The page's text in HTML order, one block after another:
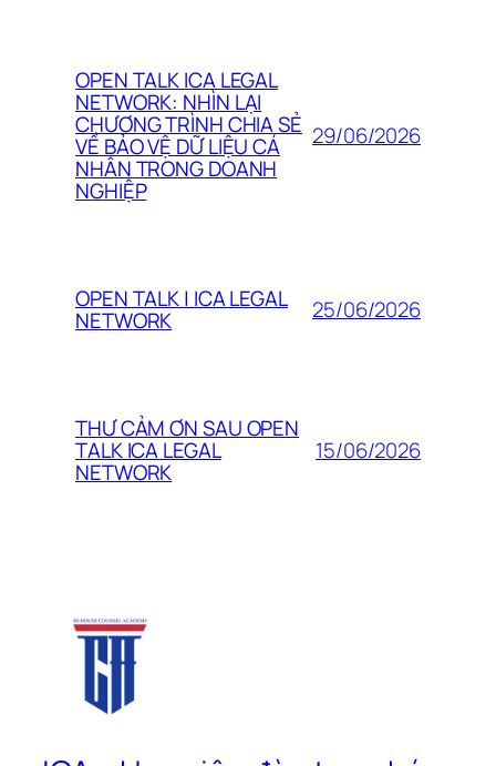
OPEN TALK ICA LEGAL
NETWORK: NHÌN LẠI
CHƯƠNG TRÌNH CHIA SẺ
VỀ BẢO VỆ DỮ LIỆU CÁ
NHÂN TRONG DOANH
NGHIỆP
29/06/2026
OPEN TALK | ICA LEGAL
NETWORK 25/06/2026
THƯ CẢM ƠN SAU OPEN
TALK ICA LEGAL
NETWORK
15/06/2026